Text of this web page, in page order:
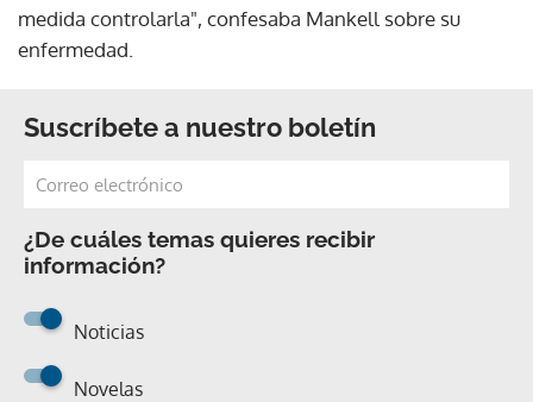
medida controlarla", confesaba Mankell sobre su
enfermedad.
Suscríbete a nuestro boletín
¿De cuáles temas quieres recibir
información?
Noticias
Novelas